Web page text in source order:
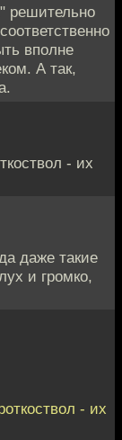
решительно
вполне
А так,
- их
даже такие
и громко,
- их